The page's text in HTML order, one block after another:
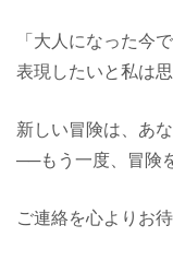
「大人になった今
表現したいと私は思
新しい冒険は、あ
──もう一度、冒険
ご連絡を心よりお